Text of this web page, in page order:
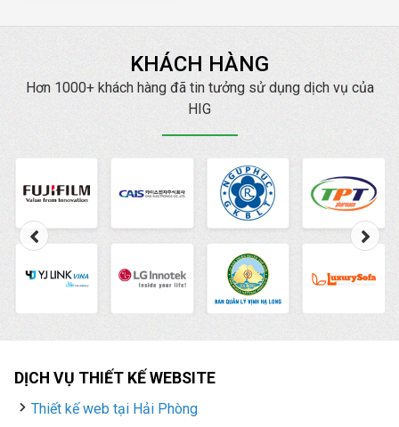
KHÁCH HÀNG
Hơn 1000+ khách hàng đã tin tưởng sử dụng dịch vụ của
HIG
DỊCH VỤ THIẾT KẾ WEBSITE
Thiết kế web tại Hải Phòng